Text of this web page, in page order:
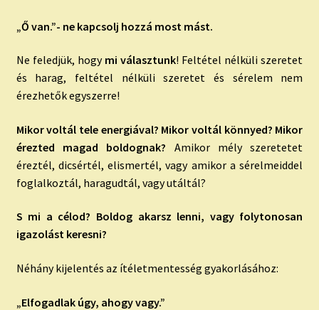
„Ő van.”- ne kapcsolj hozzá most mást.
Ne feledjük, hogy mi választunk! Feltétel nélküli szeretet
és harag, feltétel nélküli szeretet és sérelem nem
érezhetők egyszerre!
Mikor voltál tele energiával? Mikor voltál könnyed? Mikor
érezted magad boldognak? Amikor mély szeretetet
éreztél, dicsértél, elismertél, vagy amikor a sérelmeiddel
foglalkoztál, haragudtál, vagy utáltál?
S mi a célod? Boldog akarsz lenni, vagy folytonosan
igazolást keresni?
Néhány kijelentés az ítéletmentesség gyakorlásához:
„Elfogadlak úgy, ahogy vagy.”